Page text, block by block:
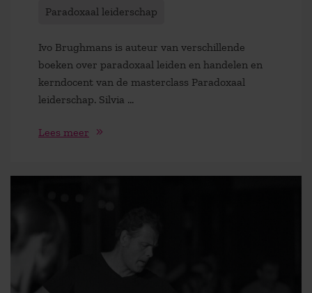
Paradoxaal leiderschap
Ivo Brughmans is auteur van verschillende
boeken over paradoxaal leiden en handelen en
kerndocent van de masterclass Paradoxaal
leiderschap. Silvia ...
Lees meer